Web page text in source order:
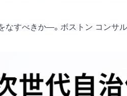
なすべきか―。ボストン コンサ